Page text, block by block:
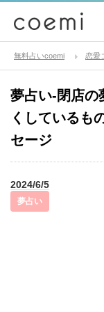
無料占いcoemi 恋愛
夢占い-閉店の
くしているも
セージ
2024/6/5
夢占い